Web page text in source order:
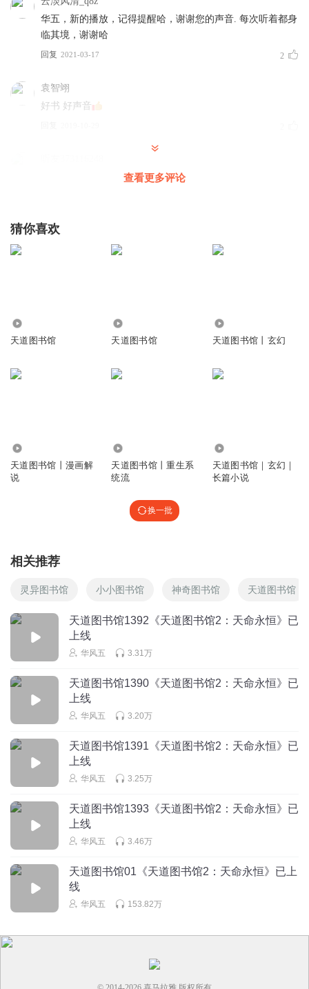
华五，新的播放，记得提醒哈，谢谢您的声音. 每次听着都身
临其境，谢谢哈
回复 2021-03-17 2
袁智翊
好书 好声音
xiaobobo998
查看更多评论
猜你喜欢
天道图书馆 天道图书馆 天道图书馆丨玄幻
天道图书馆丨漫画解
说
天道图书馆丨重生系
统流
天道图书馆｜玄幻｜
长篇小说
换一批
相关推荐
灵异图书馆 小小图书馆 神奇图书馆 天道图书馆
天道图书馆1392《天道图书馆2：天命永恒》已
上线
华风五 3.31万
天道图书馆1390《天道图书馆2：天命永恒》已
上线
华风五 3.20万
天道图书馆1391《天道图书馆2：天命永恒》已
上线
华风五 3.25万
天道图书馆1393《天道图书馆2：天命永恒》已
上线
华风五 3.46万
天道图书馆01《天道图书馆2：天命永恒》已上
线
华风五 153.82万